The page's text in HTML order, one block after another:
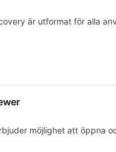
är utformat för alla
möjlighet att öppna